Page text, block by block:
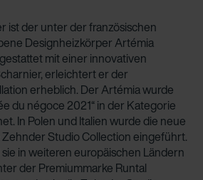
ist der unter der französischen
Designheizkörper Artémia
mit einer innovativen
erleichtert er der
erheblich. Der Artémia wurde
du négoce 2021“ in der Kategorie
In Polen und Italien wurde die neue
Studio Collection eingeführt.
in weiteren europäischen Ländern
der Premiummarke Runtal